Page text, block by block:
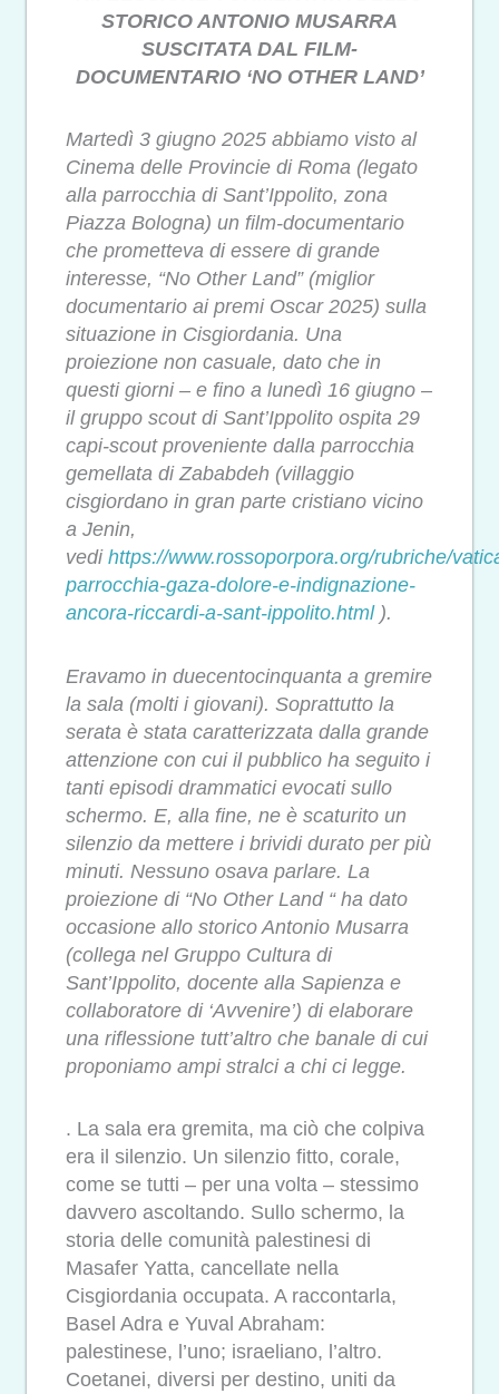
STORICO ANTONIO MUSARRA
SUSCITATA DAL FILM-
DOCUMENTARIO ‘NO OTHER LAND’
Martedì 3 giugno 2025 abbiamo visto al
Cinema delle Provincie di Roma (legato
alla parrocchia di Sant’Ippolito, zona
Piazza Bologna) un film-documentario
che prometteva di essere di grande
interesse, “No Other Land” (miglior
documentario ai premi Oscar 2025) sulla
situazione in Cisgiordania. Una
proiezione non casuale, dato che in
questi giorni – e fino a lunedì 16 giugno –
il gruppo scout di Sant’Ippolito ospita 29
capi-scout proveniente dalla parrocchia
gemellata di Zababdeh (villaggio
cisgiordano in gran parte cristiano vicino
a Jenin,
vedi https://www.rossoporpora.org/rubriche/
parrocchia-gaza-dolore-e-indignazione-
ancora-riccardi-a-sant-ippolito.html).
Eravamo in duecentocinquanta a gremire
la sala (molti i giovani). Soprattutto la
serata è stata caratterizzata dalla grande
attenzione con cui il pubblico ha seguito i
tanti episodi drammatici evocati sullo
schermo. E, alla fine, ne è scaturito un
silenzio da mettere i brividi durato per più
minuti. Nessuno osava parlare. La
proiezione di “No Other Land “ ha dato
occasione allo storico Antonio Musarra
(collega nel Gruppo Cultura di
Sant’Ippolito, docente alla Sapienza e
collaboratore di ‘Avvenire’) di elaborare
una riflessione tutt’altro che banale di cui
proponiamo ampi stralci a chi ci legge.
. La sala era gremita, ma ciò che colpiva
era il silenzio. Un silenzio fitto, corale,
come se tutti – per una volta – stessimo
davvero ascoltando. Sullo schermo, la
storia delle comunità palestinesi di
Masafer Yatta, cancellate nella
Cisgiordania occupata. A raccontarla,
Basel Adra e Yuval Abraham:
palestinese, l’uno; israeliano, l’altro.
Coetanei, diversi per destino, uniti da